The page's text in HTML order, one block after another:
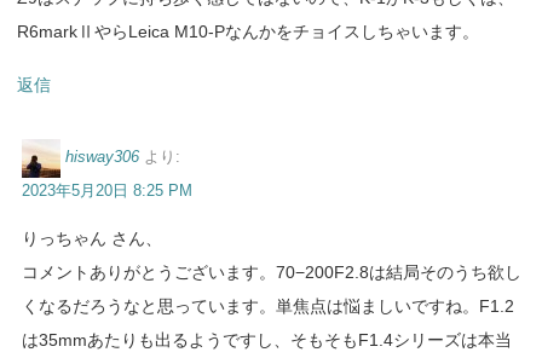
R6markⅡやらLeica M10-Pなんかをチョイスしちゃいます。
返信
hisway306 より:
2023年5月20日 8:25 PM
りっちゃん さん、
コメントありがとうございます。70−200F2.8は結局そのうち欲し
くなるだろうなと思っています。単焦点は悩ましいですね。F1.2
は35mmあたりも出るようですし、そもそもF1.4シリーズは本当